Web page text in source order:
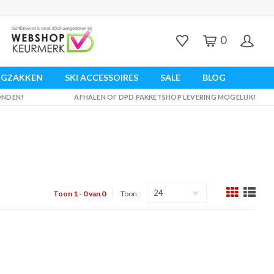
0
SKI ACCESSOIRES SALE BLOG
AFHALEN OF DPD PAKKETSHOP LEVERING MOGELIJK!
Toon 1 - 0 van 0 Toon: 24